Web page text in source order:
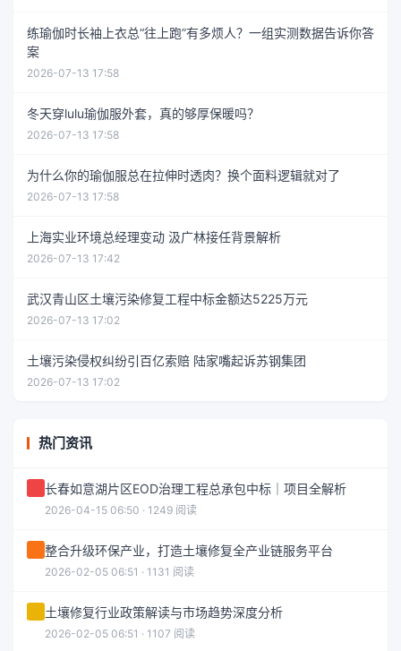
练瑜伽时长袖上衣总“往上跑”有多烦人？一组实测数据告诉你答
案
2026-07-13 17:58
冬天穿lulu瑜伽服外套，真的够厚保暖吗？
2026-07-13 17:58
为什么你的瑜伽服总在拉伸时透肉？换个面料逻辑就对了
2026-07-13 17:58
上海实业环境总经理变动 汲广林接任背景解析
2026-07-13 17:42
武汉青山区土壤污染修复工程中标金额达5225万元
2026-07-13 17:02
土壤污染侵权纠纷引百亿索赔 陆家嘴起诉苏钢集团
2026-07-13 17:02
热门资讯
长春如意湖片区EOD治理工程总承包中标｜项目全解析
2026-04-15 06:50 · 1249 阅读
整合升级环保产业，打造土壤修复全产业链服务平台
2026-02-05 06:51 · 1131 阅读
土壤修复行业政策解读与市场趋势深度分析
2026-02-05 06:51 · 1107 阅读